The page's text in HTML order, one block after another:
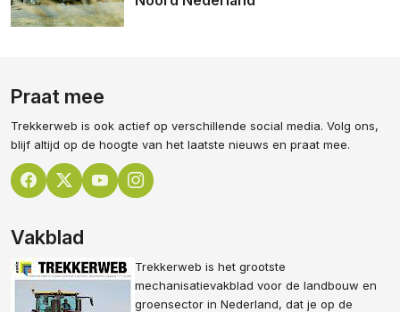
Praat mee
Trekkerweb is ook actief op verschillende social media. Volg ons,
blijf altijd op de hoogte van het laatste nieuws en praat mee.
Vakblad
Trekkerweb is het grootste
mechanisatievakblad voor de landbouw en
groensector in Nederland, dat je op de